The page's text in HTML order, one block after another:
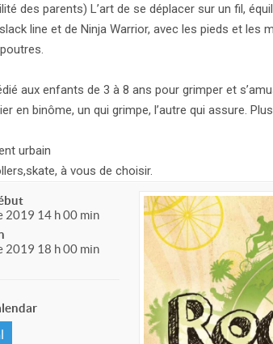
des parents) L’art de se déplacer sur un fil,
line et de Ninja Warrior, avec les pieds et les
aux enfants de 3 à 8 ans pour grimper et
en binôme, un qui grimpe, l’autre qui assure.
urbain
à vous de choisir.
2019 14 h 00 min
2019 18 h 00 min